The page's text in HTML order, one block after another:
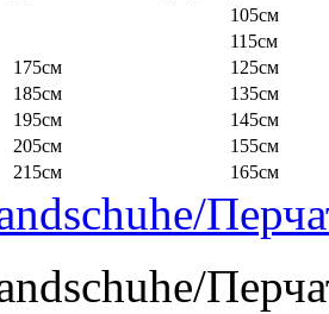
105см
115см
175см
125см
185см
135см
195см
145см
205см
155см
215см 165см